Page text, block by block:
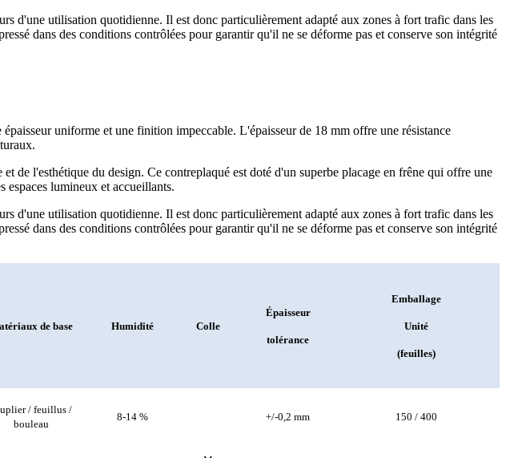
d'une utilisation quotidienne. Il est donc particulièrement adapté aux zones à fort trafic dans les
dans des conditions contrôlées pour garantir qu'il ne se déforme pas et conserve son intégrité
uniforme et une finition impeccable. L'épaisseur de 18 mm offre une résistance
l'esthétique du design. Ce contreplaqué est doté d'un superbe placage en frêne qui offre une
espaces lumineux et accueillants.
d'une utilisation quotidienne. Il est donc particulièrement adapté aux zones à fort trafic dans les
dans des conditions contrôlées pour garantir qu'il ne se déforme pas et conserve son intégrité
Colle
Épaisseur
tolérance
Emballage
Unité
(feuilles)
de base Humidité
/ feuillus /
bouleau
8-14 % +/-0,2 mm 150 / 400